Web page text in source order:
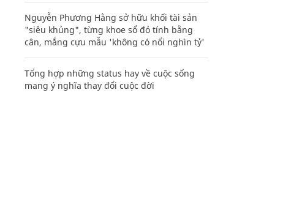
Nguyễn Phương Hằng sở hữu khối tài sản
"siêu khủng", từng khoe sổ đỏ tính bằng
cân, mắng cựu mẫu 'không có nổi nghìn tỷ'
Tổng hợp những status hay về cuộc sống
mang ý nghĩa thay đổi cuộc đời